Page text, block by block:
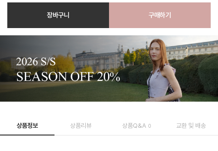
장바구니 구매하기
상품정보 상품리뷰 상품Q&A 0 교환 및 배송